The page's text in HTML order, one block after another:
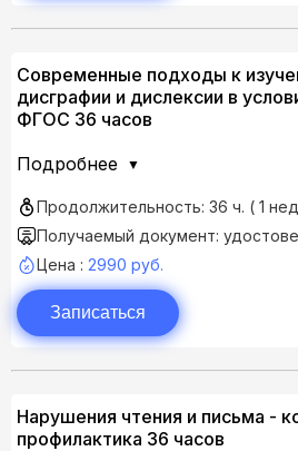
Современные подходы к
дисграфии и дислексии в
ФГОС 36 часов
Подробнее
Продолжительность: 36 ч. ( 1
Получаемый документ:
Цена : 2990 руб.
Записаться
Нарушения чтения и письма -
профилактика 36 часов